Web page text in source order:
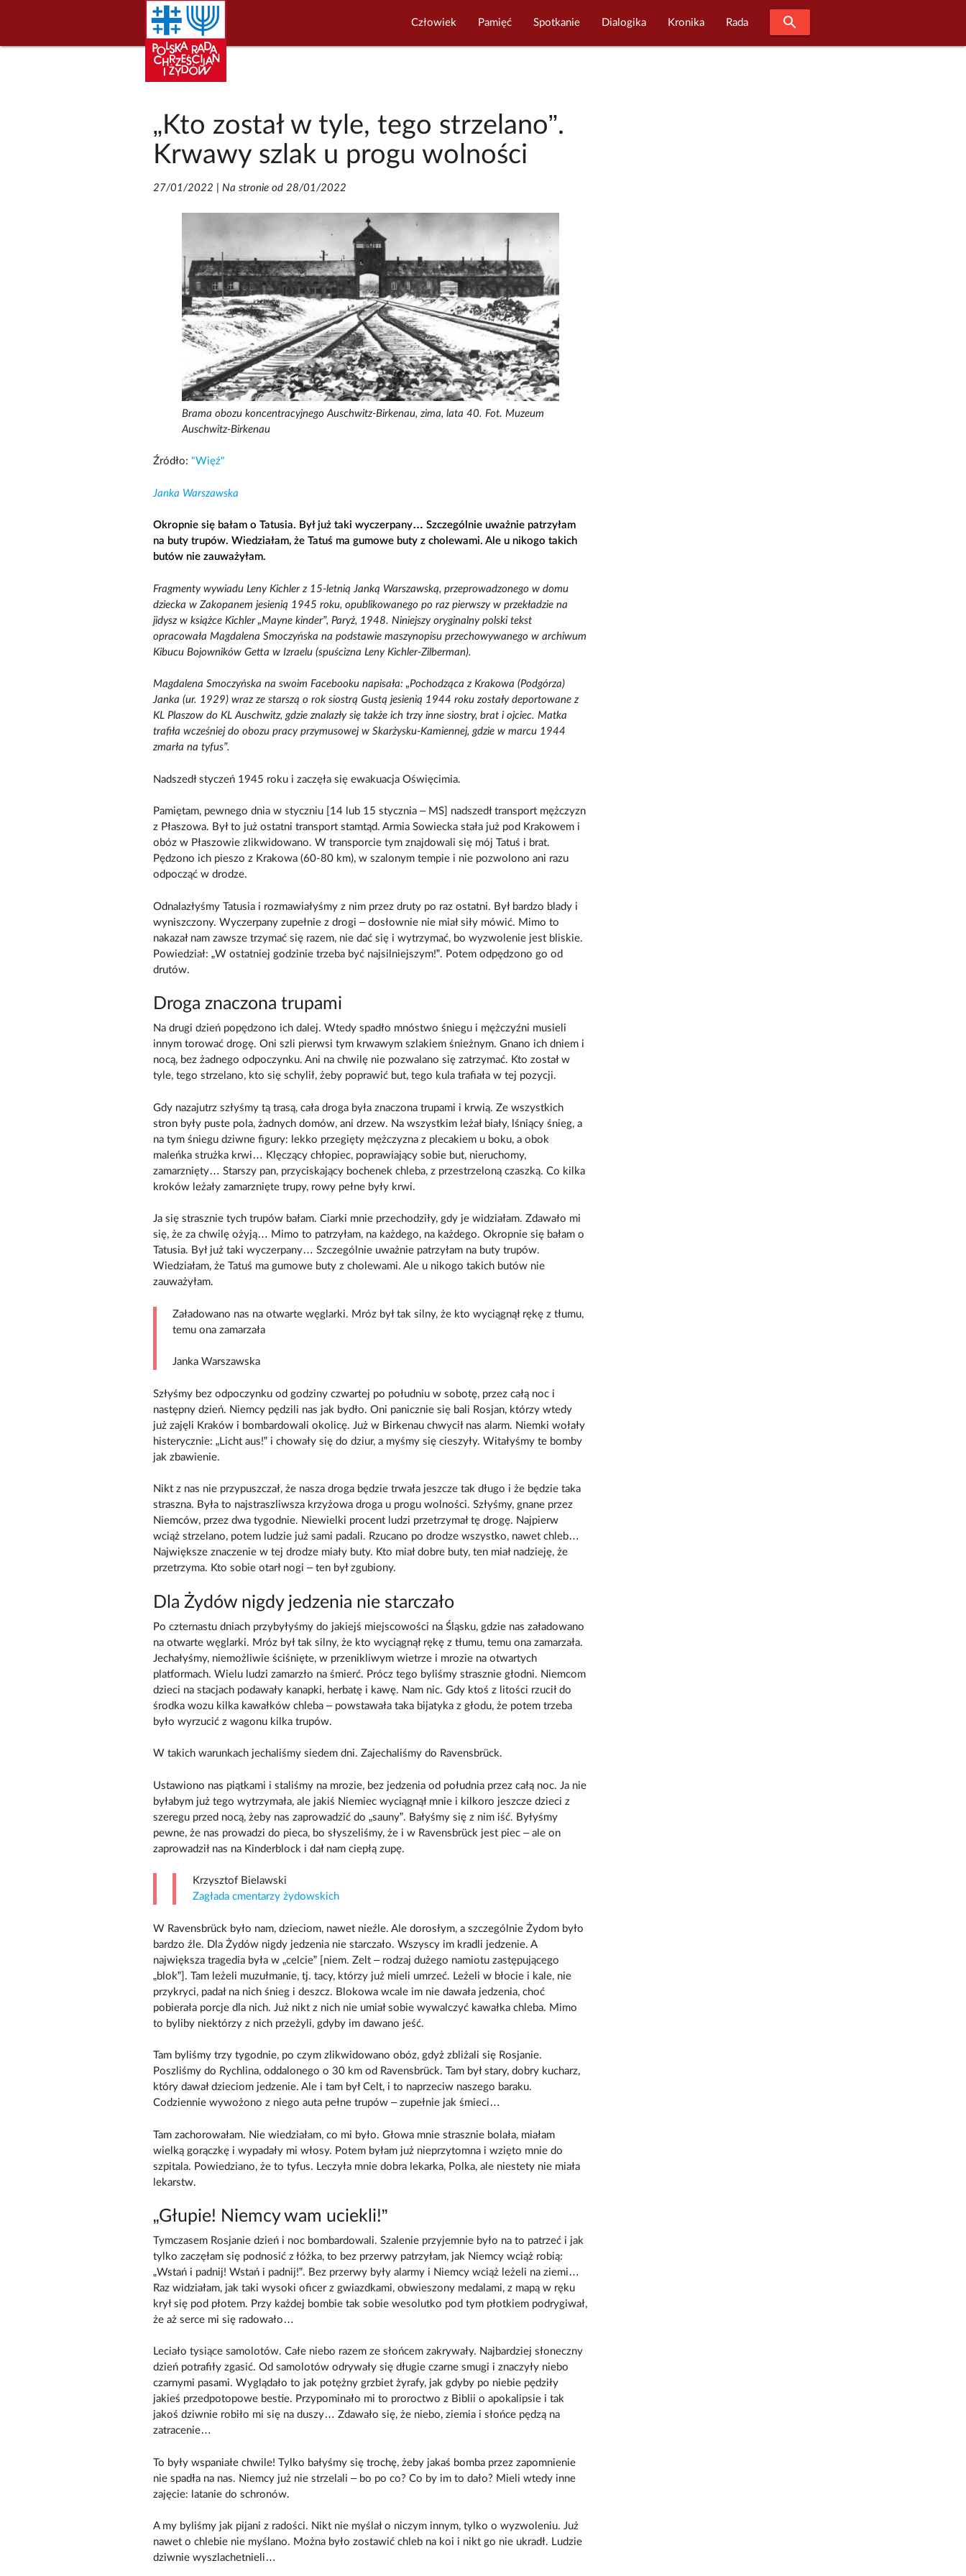
Człowiek Pamięć Spotkanie Dialogika Kronika Rada search
„Kto został w tyle, tego strzelano”.
Krwawy szlak u progu wolności
27/01/2022 Na stronie od 28/01/2022
Brama obozu koncentracyjnego Auschwitz-Birkenau, zima, lata 40. Fot. Muzeum
Auschwitz-Birkenau
Źródło: "Więź"
Janka Warszawska
Okropnie się bałam o Tatusia. Był już taki wyczerpany… Szczególnie uważnie patrzyłam
na buty trupów. Wiedziałam, że Tatuś ma gumowe buty z cholewami. Ale u nikogo takich
butów nie zauważyłam.
Fragmenty wywiadu Leny Kichler z 15-letnią Janką Warszawską, przeprowadzonego w domu
dziecka w Zakopanem jesienią 1945 roku, opublikowanego po raz pierwszy w przekładzie na
jidysz w książce Kichler „Mayne kinder”, Paryż, 1948. Niniejszy oryginalny polski tekst
opracowała Magdalena Smoczyńska na podstawie maszynopisu przechowywanego w archiwum
Kibucu Bojowników Getta w Izraelu (spuścizna Leny Kichler-Zilberman).
Magdalena Smoczyńska na swoim Facebooku napisała: „Pochodząca z Krakowa (Podgórza)
Janka (ur. 1929) wraz ze starszą o rok siostrą Gustą jesienią 1944 roku zostały deportowane z
KL Plaszow do KL Auschwitz, gdzie znalazły się także ich trzy inne siostry, brat i ojciec. Matka
trafiła wcześniej do obozu pracy przymusowej w Skarżysku-Kamiennej, gdzie w marcu 1944
zmarła na tyfus”.
Nadszedł styczeń 1945 roku i zaczęła się ewakuacja Oświęcimia.
Pamiętam, pewnego dnia w styczniu [14 lub 15 stycznia – MS] nadszedł transport mężczyzn
z Płaszowa. Był to już ostatni transport stamtąd. Armia Sowiecka stała już pod Krakowem i
obóz w Płaszowie zlikwidowano. W transporcie tym znajdowali się mój Tatuś i brat.
Pędzono ich pieszo z Krakowa (60-80 km), w szalonym tempie i nie pozwolono ani razu
odpocząć w drodze.
Odnalazłyśmy Tatusia i rozmawiałyśmy z nim przez druty po raz ostatni. Był bardzo blady i
wyniszczony. Wyczerpany zupełnie z drogi – dosłownie nie miał siły mówić. Mimo to
nakazał nam zawsze trzymać się razem, nie dać się i wytrzymać, bo wyzwolenie jest bliskie.
Powiedział: „W ostatniej godzinie trzeba być najsilniejszym!”. Potem odpędzono go od
drutów.
Droga znaczona trupami
Na drugi dzień popędzono ich dalej. Wtedy spadło mnóstwo śniegu i mężczyźni musieli
innym torować drogę. Oni szli pierwsi tym krwawym szlakiem śnieżnym. Gnano ich dniem i
nocą, bez żadnego odpoczynku. Ani na chwilę nie pozwalano się zatrzymać. Kto został w
tyle, tego strzelano, kto się schylił, żeby poprawić but, tego kula trafiała w tej pozycji.
Gdy nazajutrz szłyśmy tą trasą, cała droga była znaczona trupami i krwią. Ze wszystkich
stron były puste pola, żadnych domów, ani drzew. Na wszystkim leżał biały, lśniący śnieg, a
na tym śniegu dziwne figury: lekko przegięty mężczyzna z plecakiem u boku, a obok
maleńka strużka krwi… Klęczący chłopiec, poprawiający sobie but, nieruchomy,
zamarznięty… Starszy pan, przyciskający bochenek chleba, z przestrzeloną czaszką. Co kilka
kroków leżały zamarznięte trupy, rowy pełne były krwi.
Ja się strasznie tych trupów bałam. Ciarki mnie przechodziły, gdy je widziałam. Zdawało mi
się, że za chwilę ożyją… Mimo to patrzyłam, na każdego, na każdego. Okropnie się bałam o
Tatusia. Był już taki wyczerpany… Szczególnie uważnie patrzyłam na buty trupów.
Wiedziałam, że Tatuś ma gumowe buty z cholewami. Ale u nikogo takich butów nie
zauważyłam.
Załadowano nas na otwarte węglarki. Mróz był tak silny, że kto wyciągnął rękę z tłumu,
temu ona zamarzała
Janka Warszawska
Szłyśmy bez odpoczynku od godziny czwartej po południu w sobotę, przez całą noc i
następny dzień. Niemcy pędzili nas jak bydło. Oni panicznie się bali Rosjan, którzy wtedy
już zajęli Kraków i bombardowali okolicę. Już w Birkenau chwycił nas alarm. Niemki wołały
histerycznie: „Licht aus!” i chowały się do dziur, a myśmy się cieszyły. Witałyśmy te bomby
jak zbawienie.
Nikt z nas nie przypuszczał, że nasza droga będzie trwała jeszcze tak długo i że będzie taka
straszna. Była to najstraszliwsza krzyżowa droga u progu wolności. Szłyśmy, gnane przez
Niemców, przez dwa tygodnie. Niewielki procent ludzi przetrzymał tę drogę. Najpierw
wciąż strzelano, potem ludzie już sami padali. Rzucano po drodze wszystko, nawet chleb…
Największe znaczenie w tej drodze miały buty. Kto miał dobre buty, ten miał nadzieję, że
przetrzyma. Kto sobie otarł nogi – ten był zgubiony.
Dla Żydów nigdy jedzenia nie starczało
Po czternastu dniach przybyłyśmy do jakiejś miejscowości na Śląsku, gdzie nas załadowano
na otwarte węglarki. Mróz był tak silny, że kto wyciągnął rękę z tłumu, temu ona zamarzała.
Jechałyśmy, niemożliwie ściśnięte, w przenikliwym wietrze i mrozie na otwartych
platformach. Wielu ludzi zamarzło na śmierć. Prócz tego byliśmy strasznie głodni. Niemcom
dzieci na stacjach podawały kanapki, herbatę i kawę. Nam nic. Gdy ktoś z litości rzucił do
środka wozu kilka kawałków chleba – powstawała taka bijatyka z głodu, że potem trzeba
było wyrzucić z wagonu kilka trupów.
W takich warunkach jechaliśmy siedem dni. Zajechaliśmy do Ravensbrück.
Ustawiono nas piątkami i staliśmy na mrozie, bez jedzenia od południa przez całą noc. Ja nie
byłabym już tego wytrzymała, ale jakiś Niemiec wyciągnął mnie i kilkoro jeszcze dzieci z
szeregu przed nocą, żeby nas zaprowadzić do „sauny”. Bałyśmy się z nim iść. Byłyśmy
pewne, że nas prowadzi do pieca, bo słyszeliśmy, że i w Ravensbrück jest piec – ale on
zaprowadził nas na Kinderblock i dał nam ciepłą zupę.
Krzysztof Bielawski
Zagłada cmentarzy żydowskich
W Ravensbrück było nam, dzieciom, nawet nieźle. Ale dorosłym, a szczególnie Żydom było
bardzo źle. Dla Żydów nigdy jedzenia nie starczało. Wszyscy im kradli jedzenie. A
największa tragedia była w „celcie” [niem. Zelt – rodzaj dużego namiotu zastępującego
„blok”]. Tam leżeli muzułmanie, tj. tacy, którzy już mieli umrzeć. Leżeli w błocie i kale, nie
przykryci, padał na nich śnieg i deszcz. Blokowa wcale im nie dawała jedzenia, choć
pobierała porcje dla nich. Już nikt z nich nie umiał sobie wywalczyć kawałka chleba. Mimo
to byliby niektórzy z nich przeżyli, gdyby im dawano jeść.
Tam byliśmy trzy tygodnie, po czym zlikwidowano obóz, gdyż zbliżali się Rosjanie.
Poszliśmy do Rychlina, oddalonego o 30 km od Ravensbrück. Tam był stary, dobry kucharz,
który dawał dzieciom jedzenie. Ale i tam był Celt, i to naprzeciw naszego baraku.
Codziennie wywożono z niego auta pełne trupów – zupełnie jak śmieci…
Tam zachorowałam. Nie wiedziałam, co mi było. Głowa mnie strasznie bolała, miałam
wielką gorączkę i wypadały mi włosy. Potem byłam już nieprzytomna i wzięto mnie do
szpitala. Powiedziano, że to tyfus. Leczyła mnie dobra lekarka, Polka, ale niestety nie miała
lekarstw.
„Głupie! Niemcy wam uciekli!”
Tymczasem Rosjanie dzień i noc bombardowali. Szalenie przyjemnie było na to patrzeć i jak
tylko zaczęłam się podnosić z łóżka, to bez przerwy patrzyłam, jak Niemcy wciąż robią:
„Wstań i padnij! Wstań i padnij!”. Bez przerwy były alarmy i Niemcy wciąż leżeli na ziemi…
Raz widziałam, jak taki wysoki oficer z gwiazdkami, obwieszony medalami, z mapą w ręku
krył się pod płotem. Przy każdej bombie tak sobie wesolutko pod tym płotkiem podrygiwał,
że aż serce mi się radowało…
Leciało tysiące samolotów. Całe niebo razem ze słońcem zakrywały. Najbardziej słoneczny
dzień potrafiły zgasić. Od samolotów odrywały się długie czarne smugi i znaczyły niebo
czarnymi pasami. Wyglądało to jak potężny grzbiet żyrafy, jak gdyby po niebie pędziły
jakieś przedpotopowe bestie. Przypominało mi to proroctwo z Biblii o apokalipsie i tak
jakoś dziwnie robiło mi się na duszy… Zdawało się, że niebo, ziemia i słońce pędzą na
zatracenie…
To były wspaniałe chwile! Tylko bałyśmy się trochę, żeby jakaś bomba przez zapomnienie
nie spadła na nas. Niemcy już nie strzelali – bo po co? Co by im to dało? Mieli wtedy inne
zajęcie: latanie do schronów.
A my byliśmy jak pijani z radości. Nikt nie myślał o niczym innym, tylko o wyzwoleniu. Już
nawet o chlebie nie myślano. Można było zostawić chleb na koi i nikt go nie ukradł. Ludzie
dziwnie wyszlachetnieli…